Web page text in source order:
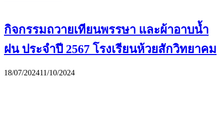
กิจกรรมถวายเทียนพรรษา และผ้าอาบน้ำ
ฝน ประจำปี 2567 โรงเรียนห้วยสักวิทยาคม
18/07/202411/10/2024